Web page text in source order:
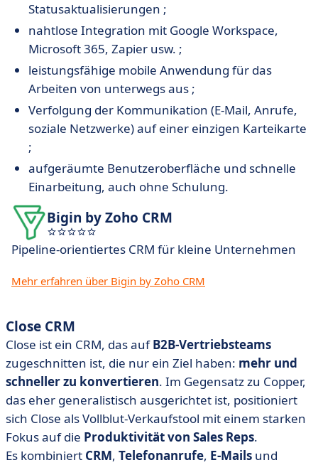
Statusaktualisierungen ;
nahtlose Integration mit Google Workspace,
Microsoft 365, Zapier usw. ;
leistungsfähige mobile Anwendung für das
Arbeiten von unterwegs aus ;
Verfolgung der Kommunikation (E-Mail, Anrufe,
soziale Netzwerke) auf einer einzigen Karteikarte
;
aufgeräumte Benutzeroberfläche und schnelle
Einarbeitung, auch ohne Schulung.
Bigin by Zoho CRM
Pipeline-orientiertes CRM für kleine Unternehmen
Mehr erfahren über Bigin by Zoho CRM
Close CRM
Close ist ein CRM, das aufB2B-Vertriebsteams
zugeschnitten ist, die nur ein Ziel haben: mehr und
schneller zu konvertieren. Im Gegensatz zu Copper,
das eher generalistisch ausgerichtet ist, positioniert
sich Close als Vollblut-Verkaufstool mit einem starken
Fokus auf die Produktivität von Sales Reps.
Es kombiniert CRM, Telefonanrufe, E-Mails und